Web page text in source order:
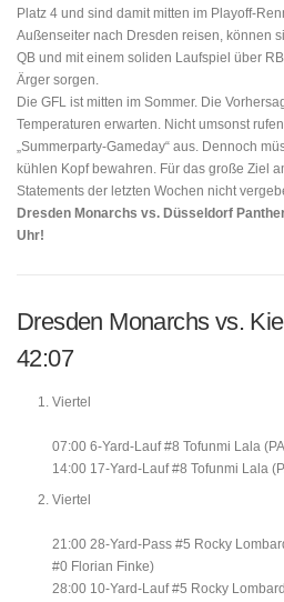
Platz 4 und sind damit mitten im Playoff-
Außenseiter nach Dresden reisen, können
QB und mit einem soliden Laufspiel über
Ärger sorgen.
Die GFL ist mitten im Sommer. Die
Temperaturen erwarten. Nicht umsonst
„Summerparty-Gameday“ aus. Dennoch
kühlen Kopf bewahren. Für das große Ziel
Statements der letzten Wochen nicht
Dresden Monarchs vs. Düsseldorf
Uhr!
Dresden Monarchs vs.
42:07
Viertel
07:00 6-Yard-Lauf #8 Tofunmi Lala
14:00 17-Yard-Lauf #8 Tofunmi Lala
Viertel
21:00 28-Yard-Pass #5 Rocky
#0 Florian Finke)
28:00 10-Yard-Lauf #5 Rocky